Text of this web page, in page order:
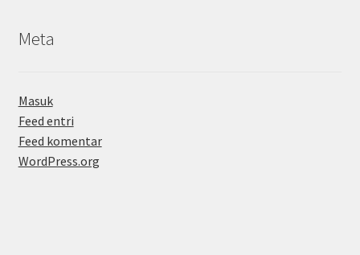
Meta
Masuk
Feed entri
Feed komentar
WordPress.org